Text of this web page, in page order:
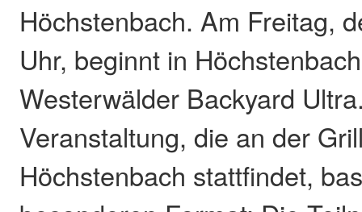
Höchstenbach. Am Freitag,
Uhr, beginnt in
Westerwälder Backyard
Veranstaltung, die an der
Höchstenbach stattfindet,